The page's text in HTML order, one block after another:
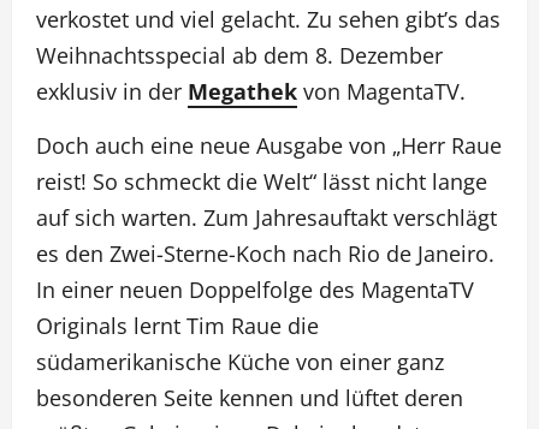
verkostet und viel gelacht. Zu sehen gibt’s das
Weihnachtsspecial ab dem 8. Dezember
exklusiv in der Megathek von MagentaTV.
Doch auch eine neue Ausgabe von „Herr Raue
reist! So schmeckt die Welt“ lässt nicht lange
auf sich warten. Zum Jahresauftakt verschlägt
es den Zwei-Sterne-Koch nach Rio de Janeiro.
In einer neuen Doppelfolge des MagentaTV
Originals lernt Tim Raue die
südamerikanische Küche von einer ganz
besonderen Seite kennen und lüftet deren